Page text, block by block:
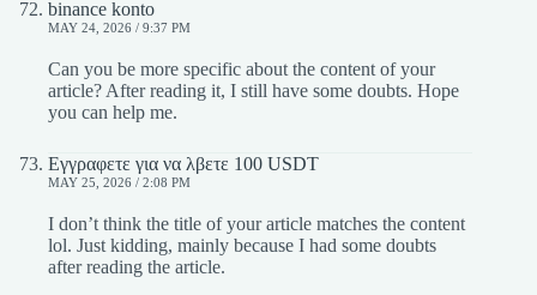
binance konto
MAY 24, 2026 / 9:37 PM
Can you be more specific about the content of your
article? After reading it, I still have some doubts. Hope
you can help me.
Εγγραφετε για να λβετε 100 USDT
MAY 25, 2026 / 2:08 PM
I don’t think the title of your article matches the content
lol. Just kidding, mainly because I had some doubts
after reading the article.